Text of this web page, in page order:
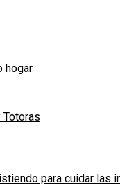
hogar
Totoras
para cuidar las